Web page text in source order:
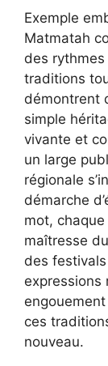
Exemple
Matmatah
des
traditions
démontrent
simple
vivante et
un large
régionale
démarche
mot,
maîtresse
des
expressions
ces
nouveau.